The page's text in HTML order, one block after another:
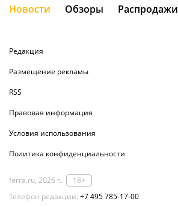
Новости Обзоры Распродажи
Редакция
Размещение рекламы
RSS
Правовая информация
Условия использования
Политика конфиденциальности
ferra.ru, 2026 г.
18+
Телефон редакции: +7 495 785-17-00